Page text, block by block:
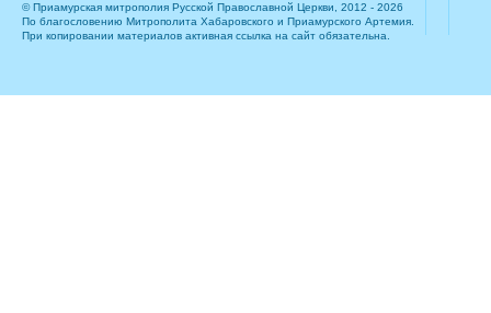
© Приамурская митрополия Русской Православной Церкви, 2012 - 2026
По благословению Митрополита Хабаровского и Приамурского Артемия.
При копировании материалов активная ссылка на сайт обязательна.